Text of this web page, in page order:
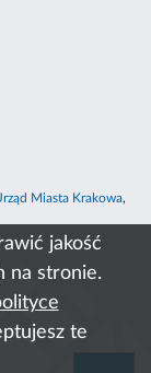
jakość
na stronie.
te
Miasta Krakowa,